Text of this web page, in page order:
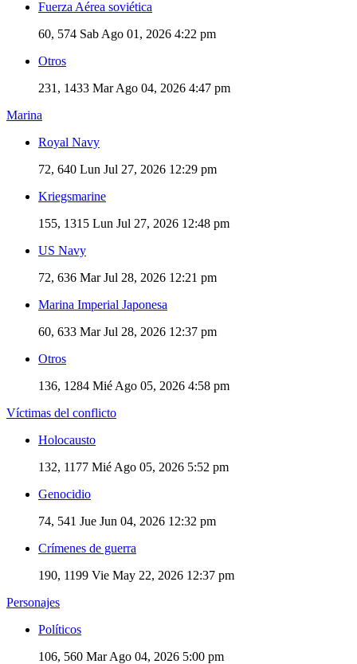
Fuerza Aérea soviética
60, 574 Sab Ago 01, 2026 4:22 pm
Otros
231, 1433 Mar Ago 04, 2026 4:47 pm
Marina
Royal Navy
72, 640 Lun Jul 27, 2026 12:29 pm
Kriegsmarine
155, 1315 Lun Jul 27, 2026 12:48 pm
US Navy
72, 636 Mar Jul 28, 2026 12:21 pm
Marina Imperial Japonesa
60, 633 Mar Jul 28, 2026 12:37 pm
Otros
136, 1284 Mié Ago 05, 2026 4:58 pm
Víctimas del conflicto
Holocausto
132, 1177 Mié Ago 05, 2026 5:52 pm
Genocidio
74, 541 Jue Jun 04, 2026 12:32 pm
Crímenes de guerra
190, 1199 Vie May 22, 2026 12:37 pm
Personajes
Políticos
106, 560 Mar Ago 04, 2026 5:00 pm